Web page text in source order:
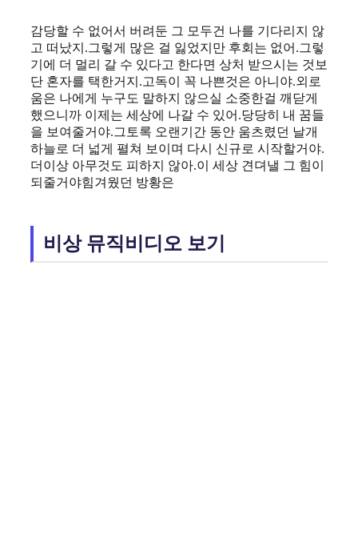
감당할 수 없어서 버려둔 그 모두건 나를 기다리지 않
고 떠났지.그렇게 많은 걸 잃었지만 후회는 없어.그렇
기에 더 멀리 갈 수 있다고 한다면 상처 받으시는 것보
단 혼자를 택한거지.고독이 꼭 나쁜것은 아니야.외로
움은 나에게 누구도 말하지 않으실 소중한걸 깨닫게
했으니까 이제는 세상에 나갈 수 있어.당당히 내 꿈들
을 보여줄거야.그토록 오랜기간 동안 움츠렸던 날개
하늘로 더 넓게 펼쳐 보이며 다시 신규로 시작할거야.
더이상 아무것도 피하지 않아.이 세상 견뎌낼 그 힘이
되줄거야힘겨웠던 방황은
비상 뮤직비디오 보기